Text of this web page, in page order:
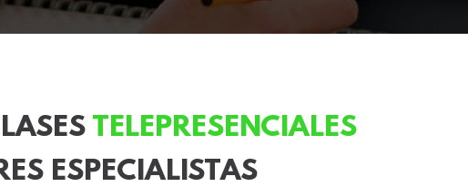
TELEPRESENCIALES
ESPECIALISTAS